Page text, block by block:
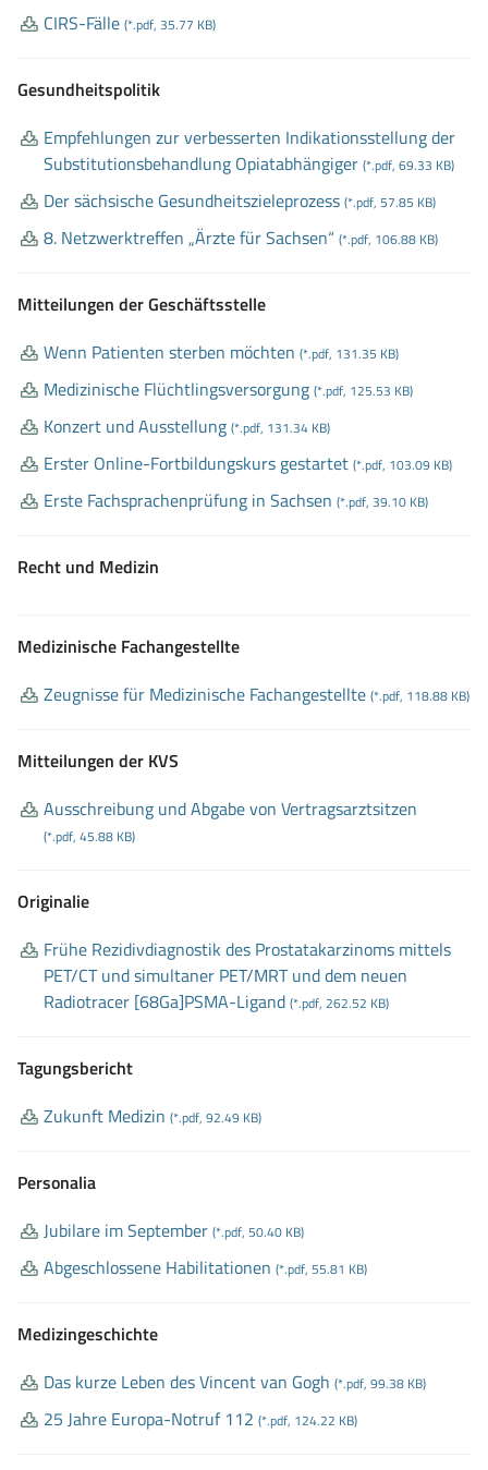
CIRS-Fälle (*.pdf, 35.77 KB)
Gesundheitspolitik
Empfehlungen zur verbesserten Indikationsstellung der
Substitutionsbehandlung Opiatabhängiger (*.pdf, 69.33 KB)
Der sächsische Gesundheitszieleprozess (*.pdf, 57.85 KB)
8. Netzwerktreffen „Ärzte für Sachsen“ (*.pdf, 106.88 KB)
Mitteilungen der Geschäftsstelle
Wenn Patienten sterben möchten (*.pdf, 131.35 KB)
Medizinische Flüchtlingsversorgung (*.pdf, 125.53 KB)
Konzert und Ausstellung (*.pdf, 131.34 KB)
Erster Online-Fortbildungskurs gestartet (*.pdf, 103.09 KB)
Erste Fachsprachenprüfung in Sachsen (*.pdf, 39.10 KB)
Recht und Medizin
Medizinische Fachangestellte
Zeugnisse für Medizinische Fachangestellte (*.pdf, 118.88 KB)
Mitteilungen der KVS
Ausschreibung und Abgabe von Vertragsarztsitzen
(*.pdf, 45.88 KB)
Originalie
Frühe Rezidivdiagnostik des Prostatakarzinoms mittels
PET/CT und simultaner PET/MRT und dem neuen
Radiotracer [68Ga]PSMA-Ligand (*.pdf, 262.52 KB)
Tagungsbericht
Zukunft Medizin (*.pdf, 92.49 KB)
Personalia
Jubilare im September (*.pdf, 50.40 KB)
Abgeschlossene Habilitationen (*.pdf, 55.81 KB)
Medizingeschichte
Das kurze Leben des Vincent van Gogh (*.pdf, 99.38 KB)
25 Jahre Europa-Notruf 112 (*.pdf, 124.22 KB)